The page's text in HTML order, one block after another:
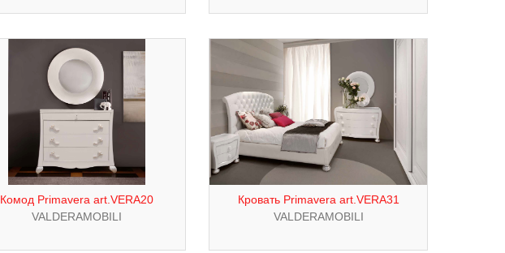
Комод Primavera art.VERA20
VALDERAMOBILI
Кровать Primavera art.VERA31
VALDERAMOBILI